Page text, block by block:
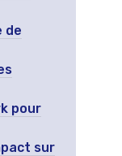
de
pour
sur